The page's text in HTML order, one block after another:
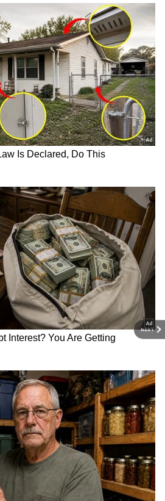
NEXT
ಮಗನ ಕ್ರಿಕೆಟ್ ಭವಿಷ್ಯಕ್ಕಾಗಿ
ಕರ್ನಾಟಕಕ್ಕೆ ಓಡಿ ಬಂದ Rahul
Dravid; ಯಂತ್ರೋದ್ಧಾರಕ
ಹನುಮನಿಗೆ ವಿಶೇಷ ಮೊರೆ!
ನಿಗೂಢ ಪಯಣ ಹೇಗಿರುತ್ತೆ; ಗರುಡ
ಪುರಾಣ ಏನು ಹೇಳುತ್ತೆ?
ಪ್ರಾಣ":
ಶೆಟ್ಟಿ | Rishab
News